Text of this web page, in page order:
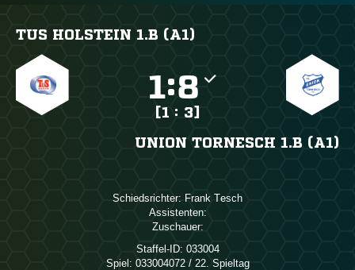
TUS HOLSTEIN 1.B (A1)
:
[1 : 3]
UNION TORNESCH 1.B (A1)
Schiedsrichter:  
Assistenten:
Zuschauer:
Staffel-ID: 033004
Spiel: 033004072 / 22. Spieltag